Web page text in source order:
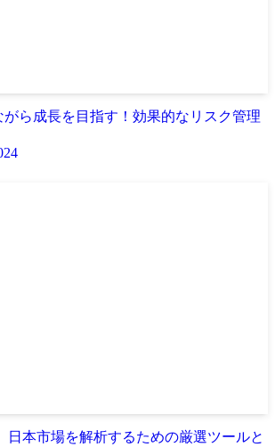
がら成長を目指す！効果的なリスク管理
日本市場を解析するための厳選ツールと